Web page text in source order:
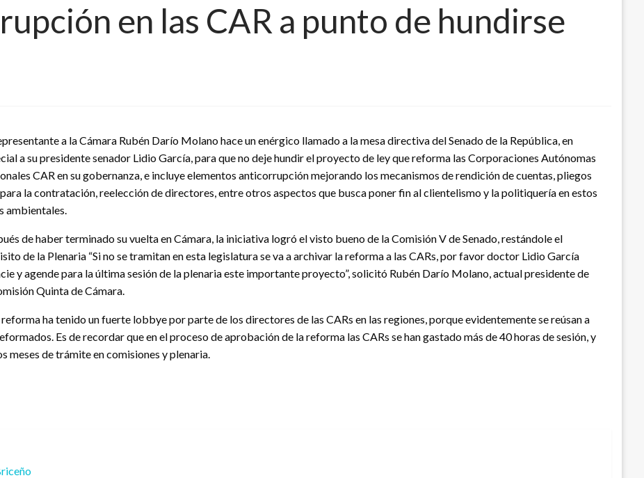
en las CAR a punto de hundirse
a la Cámara Rubén Darío Molano hace un enérgico llamado a la mesa directiva del Senado de la República, en
a su presidente senador Lidio García, para que no deje hundir el proyecto de ley que reforma las Corporaciones Autónomas
CAR en su gobernanza, e incluye elementos anticorrupción mejorando los mecanismos de rendición de cuentas, pliegos
la contratación, reelección de directores, entre otros aspectos que busca poner fin al clientelismo y la politiquería en estos
ambientales.
de haber terminado su vuelta en Cámara, la iniciativa logró el visto bueno de la Comisión V de Senado, restándole el
de la Plenaria “Si no se tramitan en esta legislatura se va a archivar la reforma a las CARs, por favor doctor Lidio García
y agende para la última sesión de la plenaria este importante proyecto”, solicitó Rubén Darío Molano, actual presidente de
Quinta de Cámara.
reforma ha tenido un fuerte lobbye por parte de los directores de las CARs en las regiones, porque evidentemente se reúsan a
Es de recordar que en el proceso de aprobación de la reforma las CARs se han gastado más de 40 horas de sesión, y
meses de trámite en comisiones y plenaria.